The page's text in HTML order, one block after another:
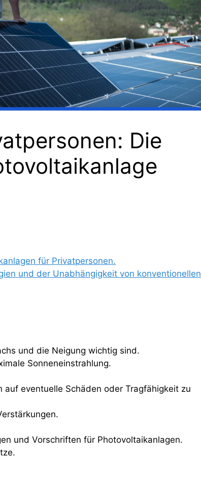
Die
für Privatpersonen.
und der Unabhängigkeit von konventionellen
und die Neigung wichtig sind.
Sonneneinstrahlung.
eventuelle Schäden oder Tragfähigkeit zu
und Vorschriften für Photovoltaikanlagen.